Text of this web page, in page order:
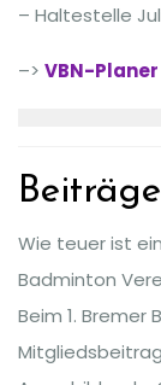
– Haltestelle
–> VBN-Planer
Beiträge
Wie teuer ist
Badminton
Beim 1.